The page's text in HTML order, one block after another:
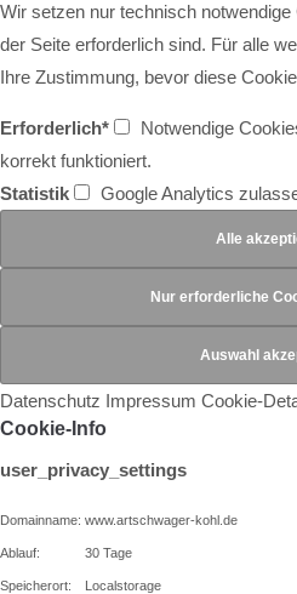
Wir setzen nur technisch
der Seite erforderlich sind. Für alle
Ihre Zustimmung, bevor diese
Erforderlich*
Notwendige
korrekt funktioniert.
Statistik
Google Analytics
Datenschutz Impressum Cookie-
Cookie-Info
user_privacy_settings
Domainname: www.artschwager-kohl.de
Ablauf: 30 Tage
Speicherort: Localstorage